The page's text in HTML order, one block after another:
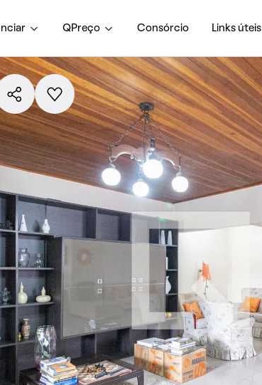
QPreço Consórcio Links úteis